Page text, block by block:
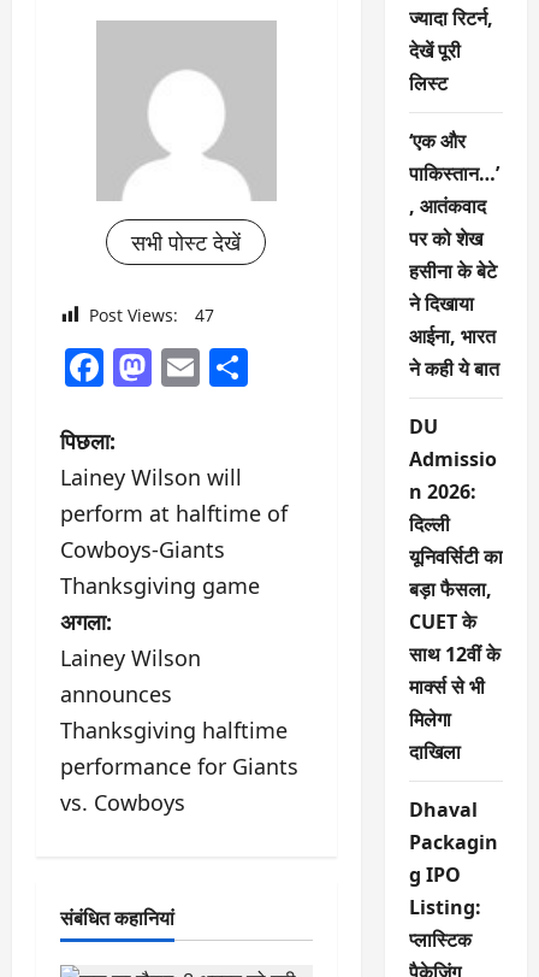
सभी पोस्ट देखें
Post Views: 47
Facebook
Mastodon
Email
पो
स्ट
ने
वि
गे
श
न
पिछला:
Lainey Wilson will
perform at halftime of
Cowboys-Giants
Thanksgiving game
अगला:
Lainey Wilson
announces
Thanksgiving halftime
performance for Giants
vs. Cowboys
संबंधित कहानियां
ज्यादा रिटर्न,
देखें पूरी
लिस्ट
‘एक और
पाकिस्तान…’
, आतंकवाद
पर को शेख
हसीना के बेटे
ने दिखाया
आईना, भारत
ने कही ये बात
DU
Admissio
n 2026:
दिल्ली
यूनिवर्सिटी का
बड़ा फैसला,
CUET के
साथ 12वीं के
मार्क्स से भी
मिलेगा
दाखिला
Dhaval
Packagin
g IPO
Listing:
प्लास्टिक